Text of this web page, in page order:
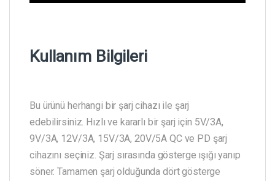
Kullanım Bilgileri
Bu ürünü herhangi bir şarj cihazı ile şarj
edebilirsiniz. Hızlı ve kararlı bir şarj için 5V/3A,
9V/3A, 12V/3A, 15V/3A, 20V/5A QC ve PD şarj
cihazını seçiniz. Şarj sırasında gösterge ışığı yanıp
söner. Tamamen şarj olduğunda dört gösterge